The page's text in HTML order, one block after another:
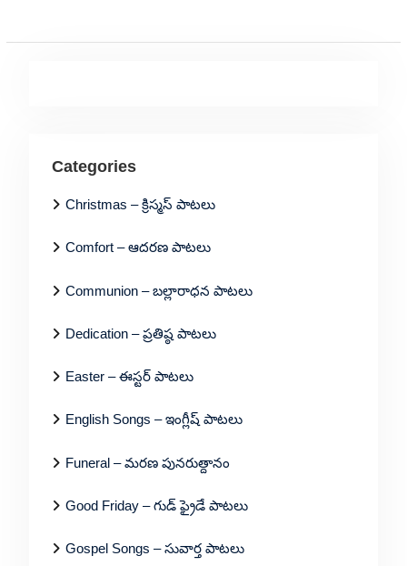
Categories
Christmas – క్రిస్మస్ పాటలు
Comfort – ఆదరణ పాటలు
Communion – బల్లారాధన పాటలు
Dedication – ప్రతిష్ఠ పాటలు
Easter – ఈస్టర్ పాటలు
English Songs – ఇంగ్లీష్ పాటలు
Funeral – మరణ పునరుత్దానం
Good Friday – గుడ్ ఫ్రైడే పాటలు
Gospel Songs – సువార్త పాటలు